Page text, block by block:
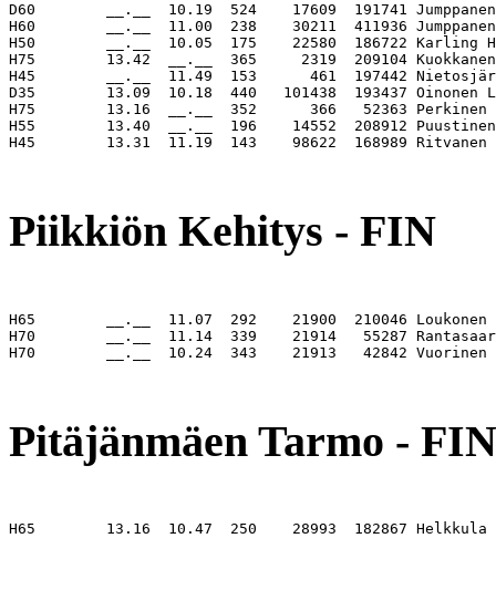
D60        __.__  10.19  524    17609  191741
H60        __.__  11.00  238    30211  411936
H50        __.__  10.05  175    22580  186722
H75        13.42  __.__  365     2319  209104
H45        __.__  11.49  153      461  197442
D35        13.09  10.18  440   101438  193437
H75        13.16  __.__  352      366   52363
H55        13.40  __.__  196    14552  208912
H45        13.31  11.19  143    98622  168989
Piikkiön Kehitys - FIN
H65        __.__  11.07  292    21900  210046
H70        __.__  11.14  339    21914   55287
H70        __.__  10.24  343    21913   42842
Pitäjänmäen Tarmo - FIN
H65        13.16  10.47  250    28993  182867